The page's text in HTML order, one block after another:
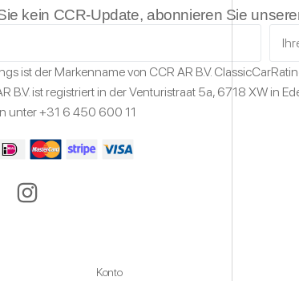
kein CCR-Update, abonnieren Sie
ist der Markenname von CCR AR B.V.
B.V. ist registriert in der Venturistraat 5a, 6718 XWin
unter+31 6 450 600 11
Konto